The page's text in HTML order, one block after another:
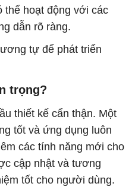
hoạt động với các
dẫn rõ ràng.
tự để phát triển
trọng?
thiết kế cẩn thận. Một
tốt và ứng dụng luôn
các tính năng mới cho
cập nhật và tương
tốt cho người dùng.